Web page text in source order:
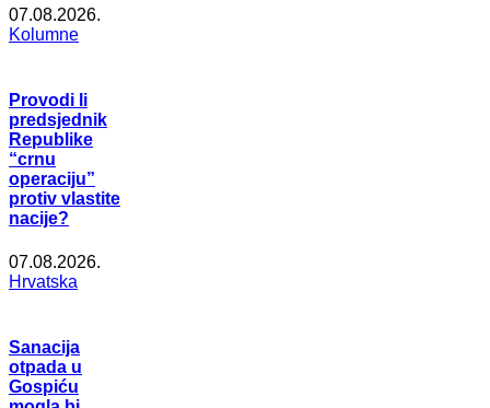
07.08.2026.
Kolumne
Provodi li
predsjednik
Republike
“crnu
operaciju”
protiv vlastite
nacije?
07.08.2026.
Hrvatska
Sanacija
otpada u
Gospiću